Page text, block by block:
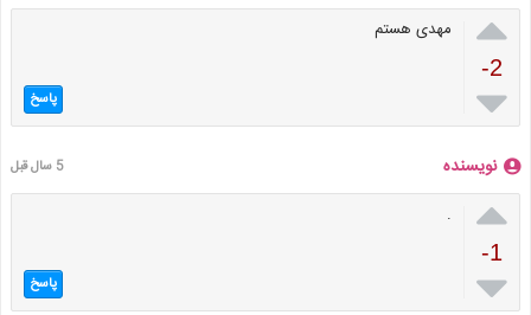

-2

مهدی هستم
پاسخ
نویسنده 5 سال قبل

-1

.
پاسخ